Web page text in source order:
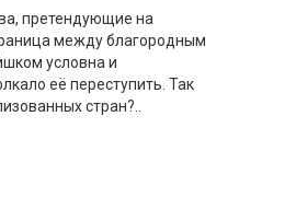
претендующие на
между благородным
условна и
её переступить. Так
стран?..